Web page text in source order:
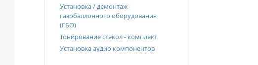
Установка / демонтаж
газобаллонного оборудования
(ГБО)
Тонирование стекол - комплект
Установка аудио компонентов